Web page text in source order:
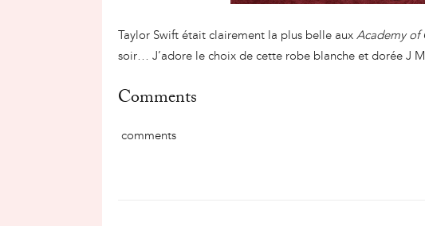
Taylor Swift était clairement la plus belle aux Academy of
soir… J’adore le choix de cette robe blanche et dorée J
Comments
comments